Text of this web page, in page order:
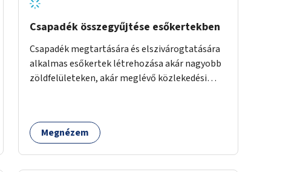
Csapadék összegyűjtése esőkertekben
Csapadék megtartására és elszivárogtatására
alkalmas esőkertek létrehozása akár nagyobb
zöldfelületeken, akár meglévő közlekedési
Megnézem